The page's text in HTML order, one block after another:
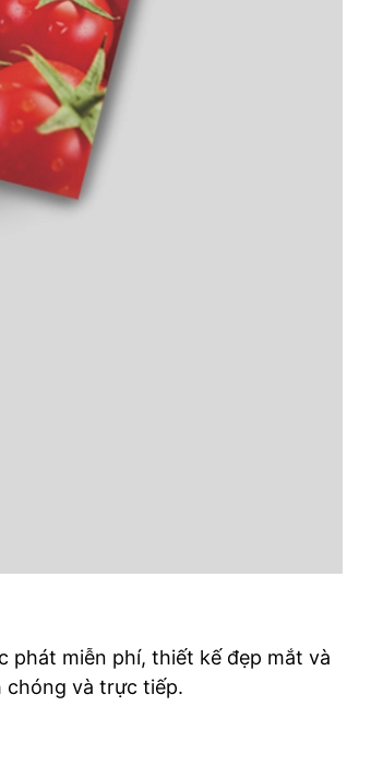
phát miễn phí, thiết kế đẹp mắt và
chóng và trực tiếp.